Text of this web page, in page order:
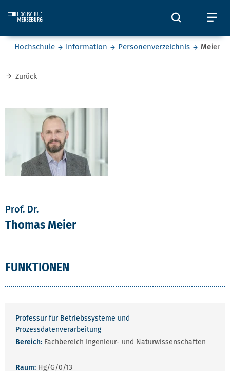
Öffnet
Sie befinden sich hier:
Hochschule Information Personenverzeichnis Meier
Zurück
Prof. Dr.
Thomas Meier
FUNKTIONEN
Professur für Betriebssysteme und
Prozessdatenverarbeitung
Bereich: Fachbereich Ingenieur- und Naturwissenschaften
Raum: Hg/G/0/13